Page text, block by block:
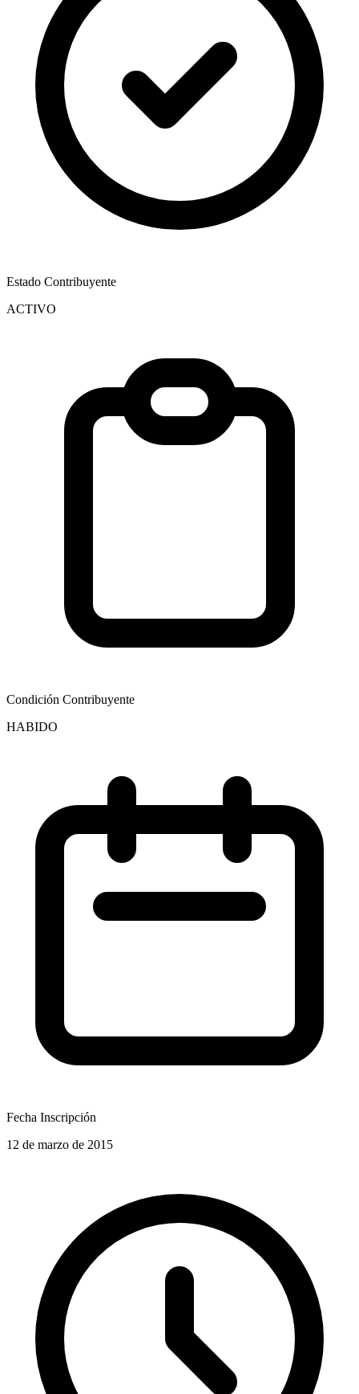
Estado Contribuyente
ACTIVO
Condición Contribuyente
HABIDO
Fecha Inscripción
12 de marzo de 2015